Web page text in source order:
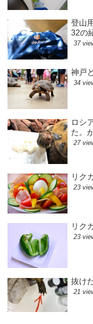
登山
32の
37
神戸
34
ロシ
た。
27
リク
23
リク
23
抜け
21